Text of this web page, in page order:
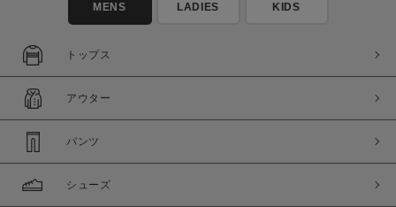
セール価格
在庫
在庫あり
MENS LADIES KIDS
トップス
アウター
パンツ
シューズ